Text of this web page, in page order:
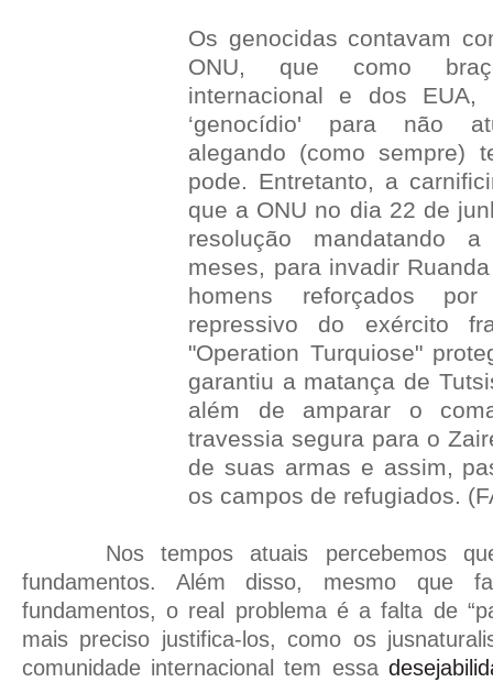
Os genocidas contavam
ONU, que como
internacional e dos EUA,
‘genocídio' para não
alegando (como sempre)
pode. Entretanto, a
que a ONU no dia 22 de
resolução mandatando
meses, para invadir
homens reforçados
repressivo do exército
"Operation Turquiose"
garantiu a matança de
além de amparar o
travessia segura para o
de suas armas e assim,
os campos de refugiados.
Nos tempos atuais percebemos
fundamentos. Além disso, mesmo que
fundamentos, o real problema é a falta de
mais preciso justifica-los, como os
comunidade internacional tem essa